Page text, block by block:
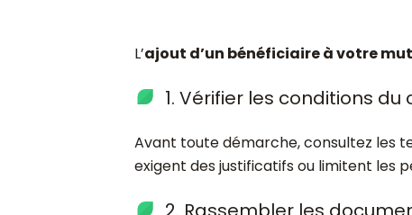
L’ajout d’un bénéficiaire à votre
1. Vérifier les conditions
Avant toute démarche, consultez les
exigent des justificatifs ou limitent les